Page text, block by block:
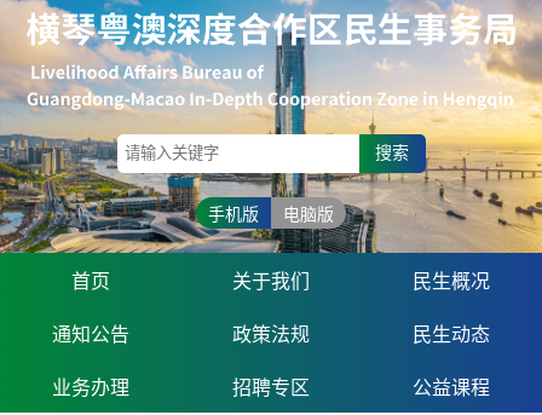
搜索
手机版 电脑版
首页 关于我们 民生概况
通知公告 政策法规 民生动态
业务办理 招聘专区 公益课程